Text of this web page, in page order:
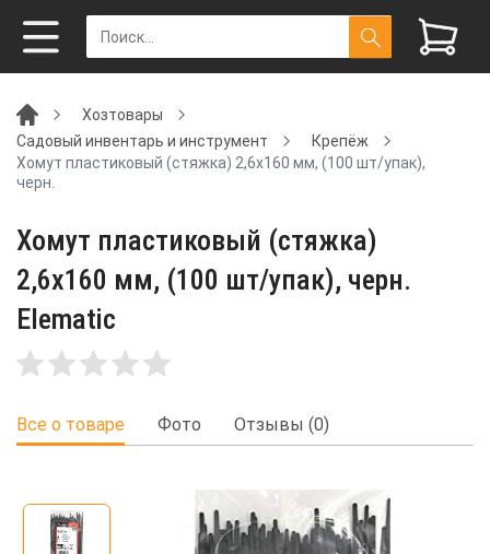
Хозтовары
Садовый инвентарь и инструмент
Крепёж
Хомут пластиковый (стяжка) 2,6x160 мм, (100 шт/упак),
черн.
Хомут пластиковый (стяжка)
2,6x160 мм, (100 шт/упак), черн.
Elematic
Все о товаре Фото Отзывы (0)